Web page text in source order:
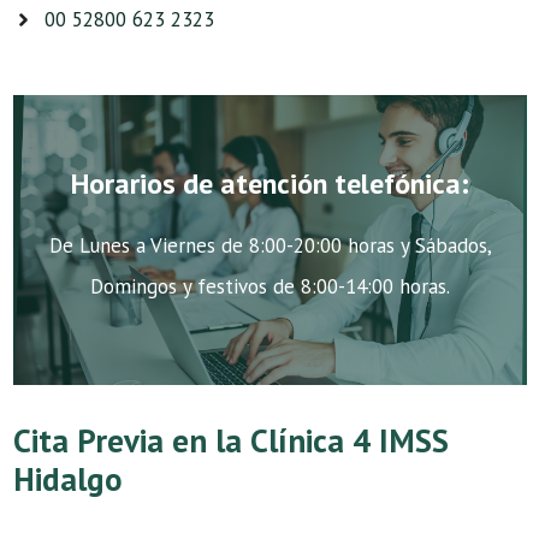
00 52800 623 2323
Horarios de atención telefónica:
De Lunes a Viernes de 8:00-20:00 horas y Sábados,
Domingos y festivos de 8:00-14:00 horas.
Cita Previa en la Clínica 4 IMSS
Hidalgo